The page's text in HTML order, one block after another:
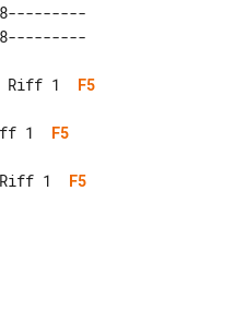
Riff 1
F5
Riff 1
F5
                           Riff 1
F5